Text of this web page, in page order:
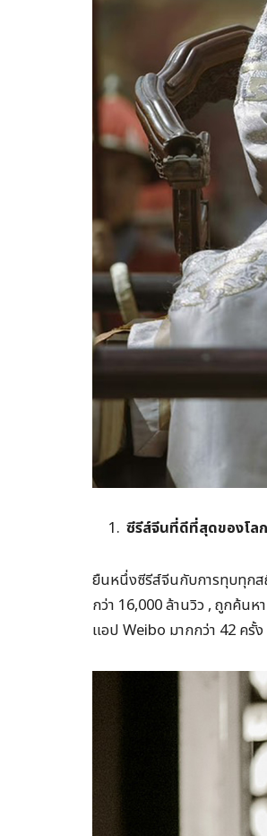
ซีรีส์จีนที่ดีที่สุดของโล
ยืนหนึ่งซีรีส์จีนกับการทุบทุกส
กว่า 16,000 ล้านวิว , ถูกค้น
แอป Weibo มากกว่า 42 ครั้